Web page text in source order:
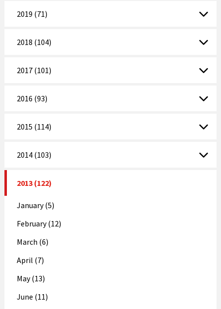
2019 (71)
2018 (104)
2017 (101)
2016 (93)
2015 (114)
2014 (103)
2013 (122)
January (5)
February (12)
March (6)
April (7)
May (13)
June (11)